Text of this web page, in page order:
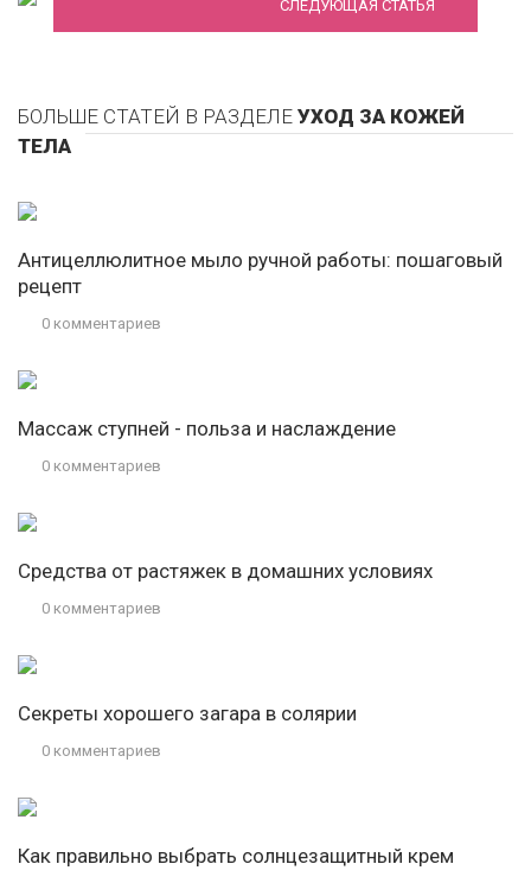
СЛЕДУЮЩАЯ СТАТЬЯ
БОЛЬШЕ СТАТЕЙ В РАЗДЕЛЕ УХОД ЗА КОЖЕЙ
ТЕЛА
Антицеллюлитное мыло ручной работы: пошаговый
рецепт
0 комментариев
Массаж ступней - польза и наслаждение
0 комментариев
Средства от растяжек в домашних условиях
0 комментариев
Секреты хорошего загара в солярии
0 комментариев
Как правильно выбрать солнцезащитный крем